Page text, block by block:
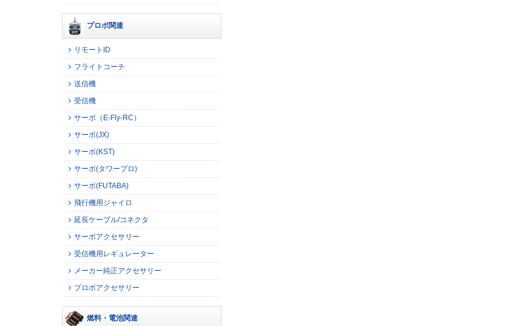
プロポ関連
リモートID
フライトコーチ
送信機
受信機
サーボ（E-Fly-RC）
サーボ(JX)
サーボ(KST)
サーボ(タワープロ)
サーボ(FUTABA)
飛行機用ジャイロ
延長ケーブル/コネクタ
サーボアクセサリー
受信機用レギュレーター
メーカー純正アクセサリー
プロポアクセサリー
燃料・電池関連